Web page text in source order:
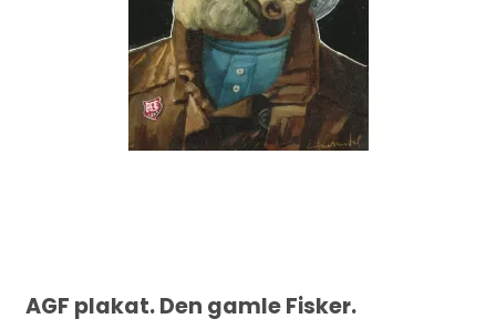
AGF plakat. Den gamle Fisker.